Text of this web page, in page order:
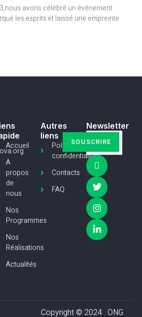
avons célébré un événement
les esprits et laissé une empreinte
Accueil
A
propos
de
nous
Nos
Programmes
Nos
Réalisations
Actualités
Autres
liens
Politique de
confidentialité
Contacts
FAQ
Newsletter
SOUSCRIRE
Copyright © 2024 . ONG